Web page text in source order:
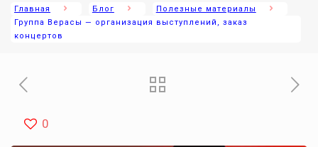
Главная Блог
Полезные материалы
Группа Верасы — организация выступлений, заказ
концертов
0